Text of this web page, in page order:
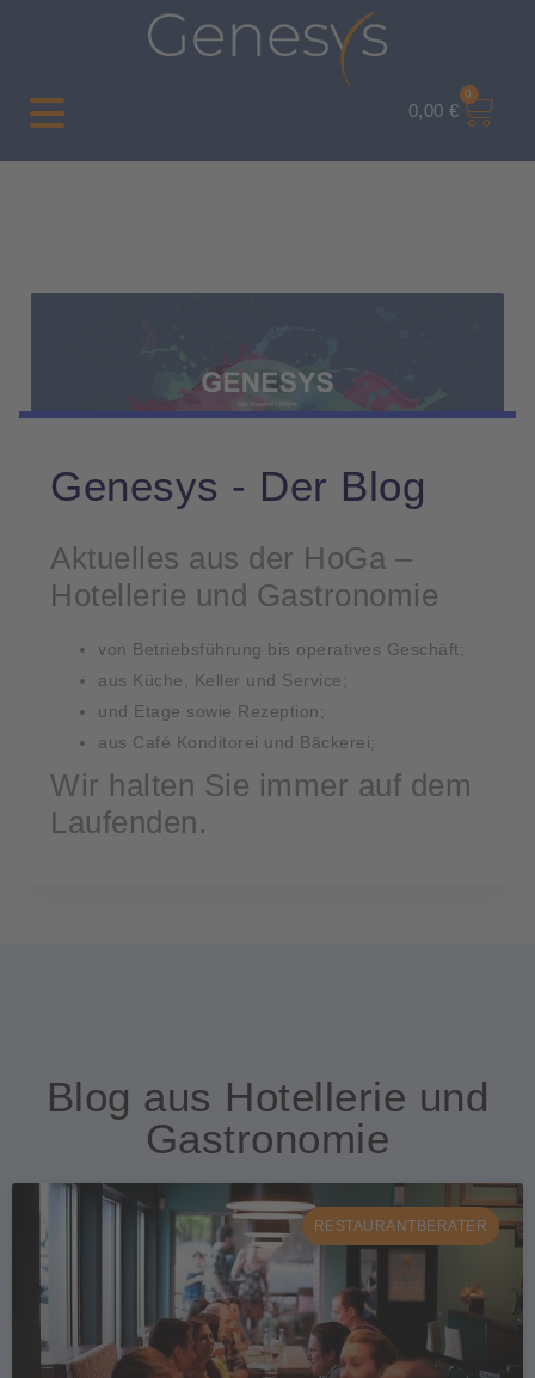
0,00 €
0
Genesys - Der Blog
Aktuelles aus der HoGa –
Hotellerie und Gastronomie
von Betriebsführung bis operatives Geschäft;
aus Küche, Keller und Service;
und Etage sowie Rezeption;
aus Café Konditorei und Bäckerei;
Wir halten Sie immer auf dem
Laufenden.
Blog aus Hotellerie und
Gastronomie
RESTAURANTBERATER